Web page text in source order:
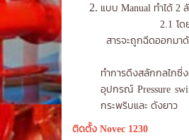
แบบ
2.1 โดยทำการดึง
สารจะถูกฉีดออ
ทำการดึงสลักกลไกซึ่
อุปกรณ์ Pressure
กระพริบและ ดังยาว
ติดตั้ง Novec 1230